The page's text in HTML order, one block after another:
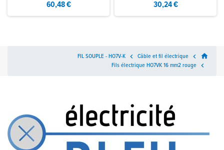
60,48 € 30,24 €
home

Câble et fil électrique

FIL SOUPLE - HO7V-K

Fils électrique HO7VK 16 mm2 rouge